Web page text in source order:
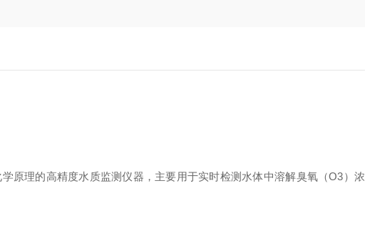
原理的高精度水质监测仪器，主要用于实时检测水体中溶解臭氧（O3）浓